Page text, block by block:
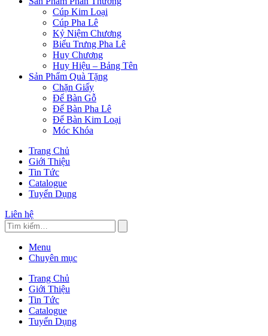
Cúp Kim Loại
Cúp Pha Lê
Kỷ Niệm Chương
Biểu Trưng Pha Lê
Huy Chương
Huy Hiệu – Bảng Tên
Sản Phẩm Quà Tặng
Chặn Giấy
Để Bàn Gỗ
Để Bàn Pha Lê
Để Bàn Kim Loại
Móc Khóa
Trang Chủ
Giới Thiệu
Tin Tức
Catalogue
Tuyển Dụng
Liên hệ
Menu
Chuyên mục
Trang Chủ
Giới Thiệu
Tin Tức
Catalogue
Tuyển Dụng